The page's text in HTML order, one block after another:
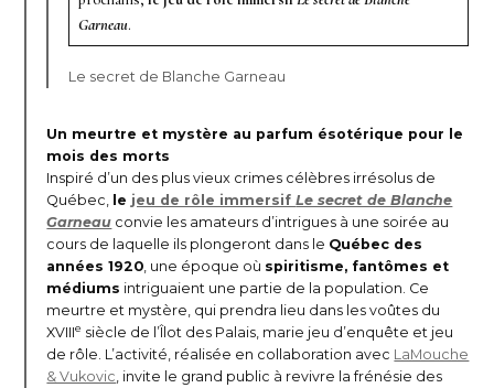
Garneau.
Le secret de Blanche Garneau
Un meurtre et mystère au parfum ésotérique pour le
mois des morts
Inspiré d’un des plus vieux crimes célèbres irrésolus de
Québec, le jeu de rôle immersifLe secret de Blanche
Garneau convie les amateurs d’intrigues à une soirée au
cours de laquelle ils plongeront dans le Québec des
années 1920 , une époque où spiritisme, fantômes et
médiums intriguaient une partie de la population. Ce
meurtre et mystère, qui prendra lieu dans les voûtes du
XVIIIe siècle de l’Îlot des Palais, marie jeu d’enquête et jeu
de rôle. L’activité, réalisée en collaboration avec LaMouche
& Vukovic , invite le grand public à revivre la frénésie des